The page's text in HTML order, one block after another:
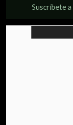
Suscríbete